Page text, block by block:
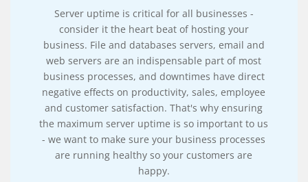
Server uptime is critical for all businesses -
consider it the heart beat of hosting your
business. File and databases servers, email and
web servers are an indispensable part of most
business processes, and downtimes have direct
negative effects on productivity, sales, employee
and customer satisfaction. That's why ensuring
the maximum server uptime is so important to us
- we want to make sure your business processes
are running healthy so your customers are
happy.